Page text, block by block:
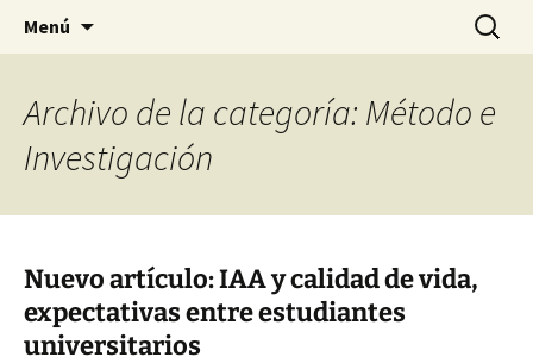
HABIER – Vínculo humano-
animal: Intervenciones,
Formación e Investigación
HABIER – Human-animal bond in
interventions, education & research
Menú Buscar:
Archivo de la categoría: Método e
Investigación
Nuevo artículo: IAA y calidad de vida,
expectativas entre estudiantes
universitarios